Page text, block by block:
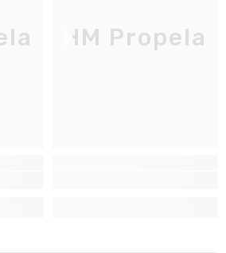
HM Propela
réservées aux initiés